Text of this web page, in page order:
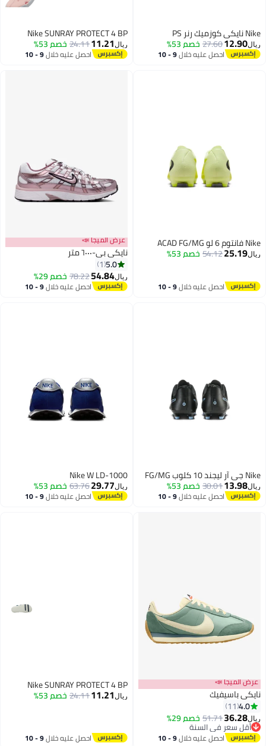
Nike نايكي كوزميك رنر PS
ريال12.90
27.60خصم 53%
احصل عليه خلال 9 - 10
Nike SUNRAY PROTECT 4 BP
ريال11.21
24.11خصم 53%
احصل عليه خلال 9 - 10
Nike فانتوم 6 لو ACAD FG/MG
ريال25.19
54.12خصم 53%
احصل عليه خلال 9 - 10
3
عرض الميجا 📣
نايكي بي-٦٠٠٠ متر
5.0
1
ريال54.84
78.22خصم 29%
احصل عليه خلال 9 - 10
Nike جي آر ليجند 10 كلوب FG/MG
ريال13.98
30.01خصم 53%
احصل عليه خلال 9 - 10
Nike W LD-1000
ريال29.77
63.76خصم 53%
احصل عليه خلال 9 - 10
8
عرض الميجا 📣
نايكي باسيفيك
4.0
11
ريال36.28
51.71خصم 29%
أقل سعر في السنة
أقل سعر في السنة
احصل عليه خلال 9 - 10
Nike SUNRAY PROTECT 4 BP
ريال11.21
24.11خصم 53%
احصل عليه خلال 9 - 10